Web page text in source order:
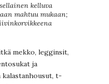
kelluva
mahtuu mukaan;
mekko, legginsit,
ja
t-